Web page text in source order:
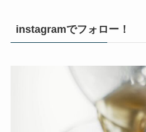
instagramでフォロー！